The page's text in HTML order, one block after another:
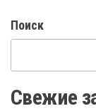
Поиск
Свежие